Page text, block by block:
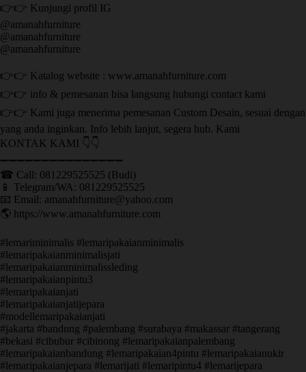
👉👉 Kunjungi profil IG
@amanahfurniture
@amanahfurniture
@amanahfurniture
👉👉 Katalog website : www.amanahfurniture.com
👉👉 info & pemesanan bisa langsung hubungi contact kami
👉👉 Kami juga menerima pemesanan Custom Desain, sesuai dengan
yang anda inginkan. Info lebih lanjut, segera hub. Kami
KONTAK KAMI 👇👇
➖➖➖➖➖➖➖➖➖➖➖➖➖➖➖ ㅤ
☎ Call: 081229525525 (Budi)
📱 Telegram/WA: 081229525525
📧 Email: amanahfurniture@yahoo.com
🌎 https://www.amanahfurniture.com
#lemariminimalis #lemaripakaianminimalis
#lemaripakaianminimalisjati
#lemaripakaianminimalissleding
#lemaripakaianpintu3
#lemaripakaianjati
#lemaripakaianjatijepara
#modellemaripakaianjati
#jakarta #bandung #palembang #surabaya #makassar #tangerang
#bekasi #cibubur #cibinong #lemaripakaianpalembang
#lemaripakaianbandung #lemaripakaian4pintu #lemaripakaianukir
#lemaripakaianjepara #lemarijati #lemaripintu4 #lemarijepara